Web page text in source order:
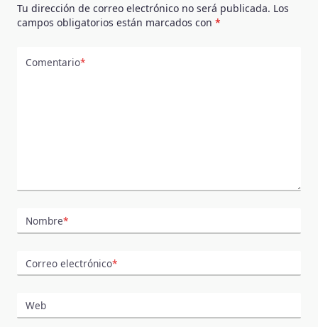
Tu dirección de correo electrónico no será publicada. Los
campos obligatorios están marcados con *
Comentario*
Nombre*
Correo electrónico*
Web